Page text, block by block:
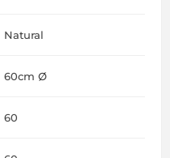
Natural
60cm Ø
60